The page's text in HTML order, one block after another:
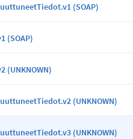
(SOAP)
(SOAP)
(UNKNOWN)
(UNKNOWN)
(UNKNOWN)